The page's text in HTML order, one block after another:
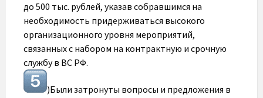
до 500 тыс. рублей, указав собравшимся на
необходимость придерживаться высокого
организационного уровня мероприятий,
связанных с набором на контрактную и срочную
службу в ВС РФ.
)Были затронуты вопросы и предложения в